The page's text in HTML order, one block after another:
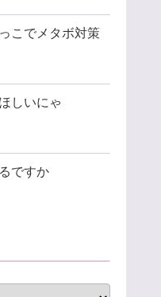
こでメタボ対策
しいにゃ
ですか